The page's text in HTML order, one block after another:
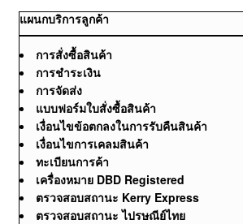
แผนกบริการลูกค้า
การสั่งซื้อสินค้า
การชำระเงิน
การจัดส่ง
แบบฟอร์มใบสั่งซื้อสินค้า
เงื่อนไขข้อตกลงในการรับคืนสินค้า
เงื่อนไขการเคลมสินค้า
ทะเบียนการค้า
เครื่องหมาย DBD Registered
ตรวจสอบสถานะ Kerry Express
ตรวจสอบสถานะ ไปรษณีย์ไทย